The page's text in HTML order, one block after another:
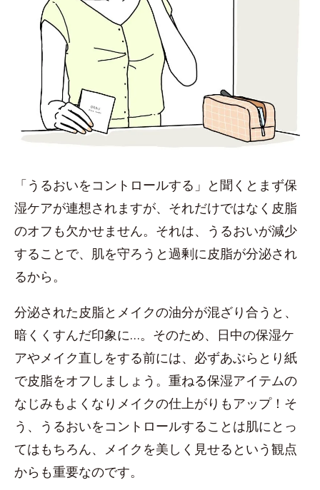
「うるおいをコントロールする」と聞くとまず保
湿ケアが連想されますが、それだけではなく皮脂
のオフも欠かせません。それは、うるおいが減少
することで、肌を守ろうと過剰に皮脂が分泌され
るから。
分泌された皮脂とメイクの油分が混ざり合うと、
暗くくすんだ印象に…。そのため、日中の保湿ケ
アやメイク直しをする前には、必ずあぶらとり紙
で皮脂をオフしましょう。重ねる保湿アイテムの
なじみもよくなりメイクの仕上がりもアップ！そ
う、うるおいをコントロールすることは肌にとっ
てはもちろん、メイクを美しく見せるという観点
からも重要なのです。